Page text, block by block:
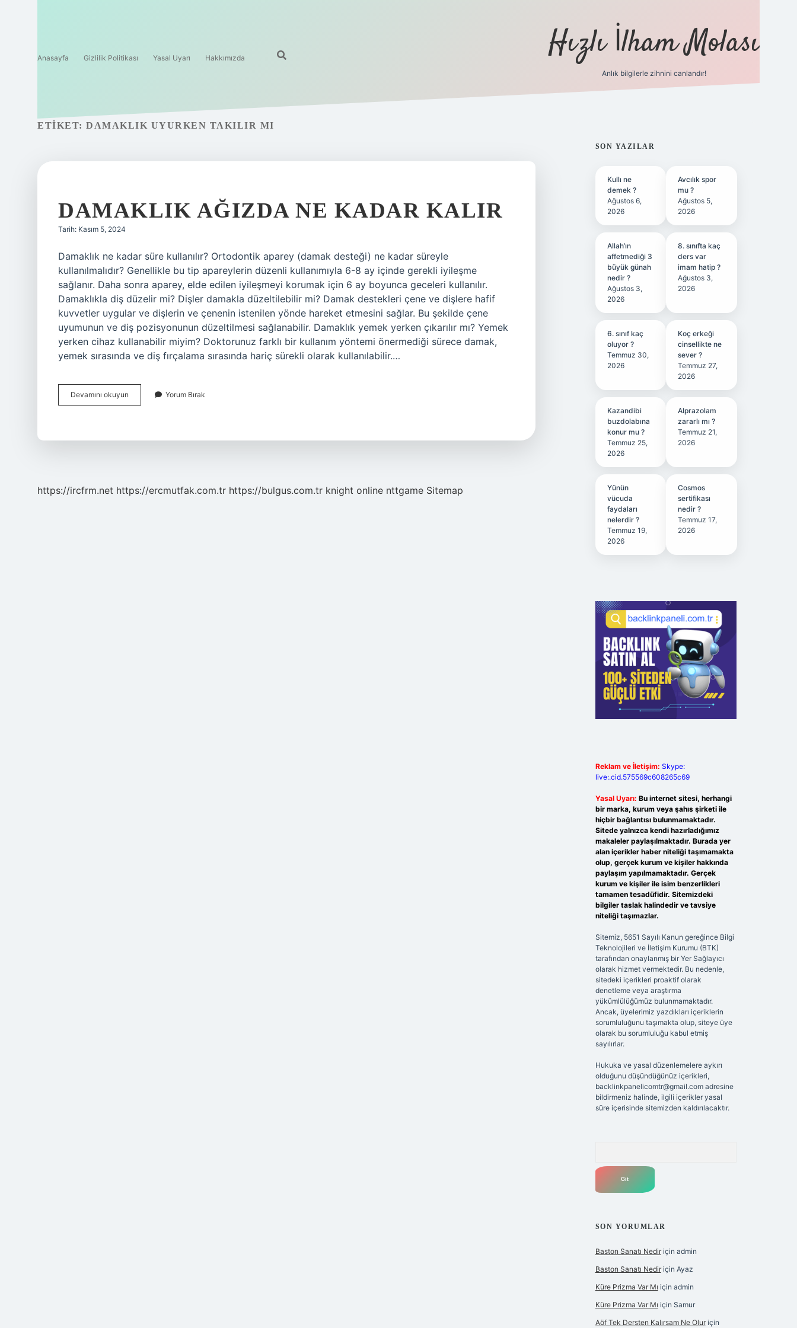
Anasayfa Gizlilik Politikası Yasal Uyarı Hakkımızda Hızlı İlham Molası
Anlık bilgilerle zihnini canlandır!
ETIKET: DAMAKLIK UYURKEN TAKILIR MI
DAMAKLIK AĞIZDA NE KADAR KALIR
Tarih: Kasım 5, 2024
Damaklık ne kadar süre kullanılır? Ortodontik aparey (damak desteği) ne kadar süreyle
kullanılmalıdır? Genellikle bu tip apareylerin düzenli kullanımıyla 6-8 ay içinde gerekli iyileşme
sağlanır. Daha sonra aparey, elde edilen iyileşmeyi korumak için 6 ay boyunca geceleri kullanılır.
Damaklıkla diş düzelir mi? Dişler damakla düzeltilebilir mi? Damak destekleri çene ve dişlere hafif
kuvvetler uygular ve dişlerin ve çenenin istenilen yönde hareket etmesini sağlar. Bu şekilde çene
uyumunun ve diş pozisyonunun düzeltilmesi sağlanabilir. Damaklık yemek yerken çıkarılır mı? Yemek
yerken cihaz kullanabilir miyim? Doktorunuz farklı bir kullanım yöntemi önermediği sürece damak,
yemek sırasında ve diş fırçalama sırasında hariç sürekli olarak kullanılabilir.…
Devamını okuyun Damaklık
Ağızda
Yorum Bırak
https://ircfrm.net https://ercmutfak.com.tr https://bulgus.com.tr knight online nttgame Sitemap
SIDEBAR
SON YAZILAR
Kullı ne
demek ?
Ağustos 6,
2026
Avcılık spor
mu ?
Ağustos 5,
2026
Allah’ın
affetmediği 3
büyük günah
nedir ?
Ağustos 3,
2026
8. sınıfta kaç
ders var
imam hatip ?
Ağustos 3,
2026
6. sınıf kaç
oluyor ?
Temmuz 30,
2026
Koç erkeği
cinsellikte ne
sever ?
Temmuz 27,
2026
Kazandibi
buzdolabına
konur mu ?
Temmuz 25,
2026
Alprazolam
zararlı mı ?
Temmuz 21,
2026
Yünün
vücuda
faydaları
nelerdir ?
Temmuz 19,
2026
Cosmos
sertifikası
nedir ?
Temmuz 17,
2026
Reklam ve İletişim: Skype:
live:.cid.575569c608265c69
Yasal Uyarı: Bu internet sitesi, herhangi
bir marka, kurum veya şahıs şirketi ile
hiçbir bağlantısı bulunmamaktadır.
Sitede yalnızca kendi hazırladığımız
makaleler paylaşılmaktadır. Burada yer
alan içerikler haber niteliği taşımamakta
olup, gerçek kurum ve kişiler hakkında
paylaşım yapılmamaktadır. Gerçek
kurum ve kişiler ile isim benzerlikleri
tamamen tesadüfidir. Sitemizdeki
bilgiler taslak halindedir ve tavsiye
niteliği taşımazlar.
Sitemiz, 5651 Sayılı Kanun gereğince Bilgi
Teknolojileri ve İletişim Kurumu (BTK)
tarafından onaylanmış bir Yer Sağlayıcı
olarak hizmet vermektedir. Bu nedenle,
sitedeki içerikleri proaktif olarak
denetleme veya araştırma
yükümlülüğümüz bulunmamaktadır.
Ancak, üyelerimiz yazdıkları içeriklerin
sorumluluğunu taşımakta olup, siteye üye
olarak bu sorumluluğu kabul etmiş
sayılırlar.
Hukuka ve yasal düzenlemelere aykırı
olduğunu düşündüğünüz içerikleri,
backlinkpanelicomtr@gmail.comadresine
bildirmeniz halinde, ilgili içerikler yasal
süre içerisinde sitemizden kaldırılacaktır.
SON YORUMLAR
Baston Sanatı Nediriçin admin
Baston Sanatı Nediriçin Ayaz
Küre Prizma Var Mı için admin
Küre Prizma Var Mı için Samur
Aöf Tek Dersten Kalırsam Ne Oluriçin